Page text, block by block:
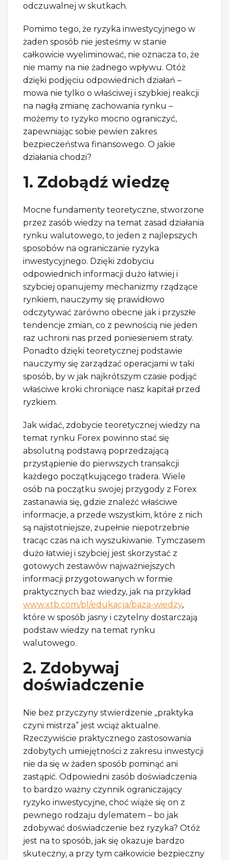
odczuwalnej w skutkach.
Pomimo tego, że ryzyka inwestycyjnego w
żaden sposób nie jesteśmy w stanie
całkowicie wyeliminować, nie oznacza to, że
nie mamy na nie żadnego wpływu. Otóż
dzięki podjęciu odpowiednich działań –
mowa nie tylko o właściwej i szybkiej reakcji
na nagłą zmianę zachowania rynku –
możemy to ryzyko mocno ograniczyć,
zapewniając sobie pewien zakres
bezpieczeństwa finansowego. O jakie
działania chodzi?
1. Zdobądź wiedzę
Mocne fundamenty teoretyczne, stworzone
przez zasób wiedzy na temat zasad działania
rynku walutowego, to jeden z najlepszych
sposobów na ograniczanie ryzyka
inwestycyjnego. Dzięki zdobyciu
odpowiednich informacji dużo łatwiej i
szybciej opanujemy mechanizmy rządzące
rynkiem, nauczymy się prawidłowo
odczytywać zarówno obecne jak i przyszłe
tendencje zmian, co z pewnością nie jeden
raz uchroni nas przed poniesieniem straty.
Ponadto dzięki teoretycznej podstawie
nauczymy się zarządzać operacjami w taki
sposób, by w jak najkrótszym czasie podjąć
właściwe kroki chroniące nasz kapitał przed
ryzkiem.
Jak widać, zdobycie teoretycznej wiedzy na
temat rynku Forex powinno stać się
absolutną podstawą poprzedzającą
przystąpienie do pierwszych transakcji
każdego początkującego tradera. Wiele
osób na początku swojej przygody z Forex
zastanawia się, gdzie znaleźć właściwe
informacje, a przede wszystkim, które z nich
są najistotniejsze, zupełnie niepotrzebnie
tracąc czas na ich wyszukiwanie. Tymczasem
dużo łatwiej i szybciej jest skorzystać z
gotowych zestawów najważniejszych
informacji przygotowanych w formie
praktycznych baz wiedzy, jak na przykład
www.xtb.com/pl/edukacja/baza-wiedzy,
które w sposób jasny i czytelny dostarczają
podstaw wiedzy na temat rynku
walutowego.
2. Zdobywaj
doświadczenie
Nie bez przyczyny stwierdzenie „praktyka
czyni mistrza” jest wciąż aktualne.
Rzeczywiście praktycznego zastosowania
zdobytych umiejętności z zakresu inwestycji
nie da się w żaden sposób pominąć ani
zastąpić. Odpowiedni zasób doświadczenia
to bardzo ważny czynnik ograniczający
ryzyko inwestycyjne, choć wiąże się on z
pewnego rodzaju dylematem – bo jak
zdobywać doświadczenie bez ryzyka? Otóż
jest na to sposób, jak się okazuje bardzo
skuteczny, a przy tym całkowicie bezpieczny